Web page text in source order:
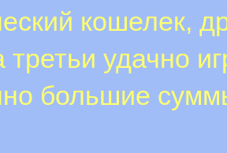
кошелек,
третьи удачно
большие